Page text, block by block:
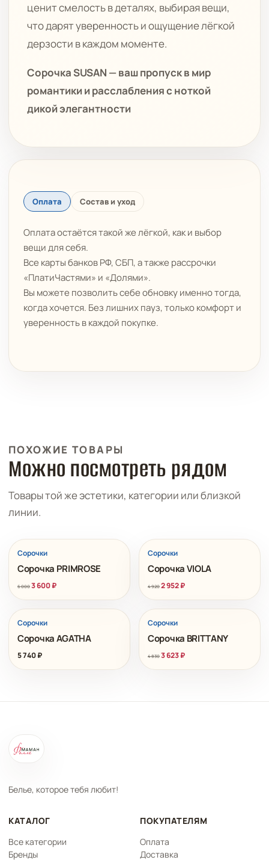
ценит смелость в деталях, выбирая вещи,
что дарят уверенность и ощущение лёгкой
дерзости в каждом моменте.
Сорочка SUSAN — ваш пропуск в мир
романтики и расслабления с ноткой
дикой элегантности
Оплата Состав и уход
Оплата остаётся такой же лёгкой, как и выбор
вещи для себя.
Все карты банков РФ, СБП, а также рассрочки
«ПлатиЧастями» и «Долями».
Вы можете позволить себе обновку именно тогда,
когда хочется. Без лишних пауз, только комфорт и
уверенность в каждой покупке.
ПОХОЖИЕ ТОВАРЫ
Можно посмотреть рядом
Товары той же эстетики, категории или близкой
линии.
Сорочки
Сорочка PRIMROSE
6 000 3 600₽
Сорочки
Сорочка VIOLA
4 920 2 952₽
Сорочки
Сорочка AGATHA
5 740₽
Сорочки
Сорочка BRITTANY
4 830 3 623₽
Белье, которое тебя любит!
КАТАЛОГ
Все категории
Бренды
ПОКУПАТЕЛЯМ
Оплата
Доставка